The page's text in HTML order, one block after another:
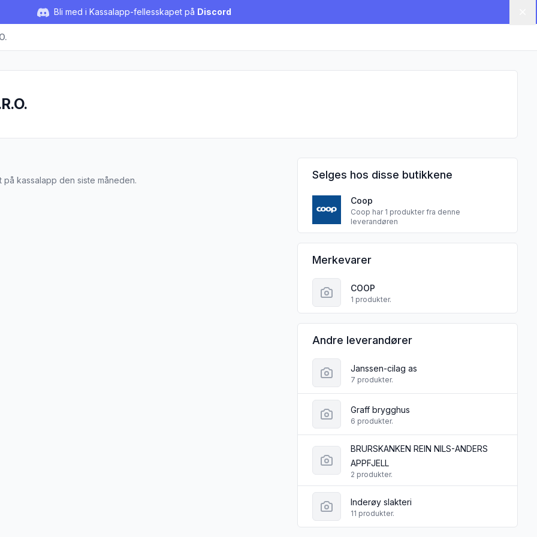
Bli med i Kassalapp-fellesskapet på Discord
på kassalapp den siste måneden. Selges hos disse butikkene
Coop
Coop har 1 produkter fra denne
leverandøren
EMCO SPOL. S.R.O. sine
Merkevarer
COOP
1 produkter.
Andre leverandører
Janssen-cilag as
7 produkter.
Graff brygghus
6 produkter.
BRURSKANKEN REIN NILS-ANDERS
APPFJELL
2 produkter.
Inderøy slakteri
11 produkter.